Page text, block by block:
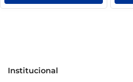
Institucional